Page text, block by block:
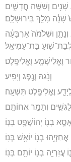
שָׁנִ֖ים וְשִׁשָּׁ֣ה חֳדָשִׁ֑ים
שָׁנָ֔ה מָלַ֖ךְ בִּירוּשָׁלִָֽם׃
וְנָתָ֤ן וּשְׁלֹמֹה֙ אַרְבָּעָ֔ה
בַּת־עַמִּיאֵֽל׃
וֶאֱלִישָׁמָ֖ע וֶאֱלִיפָֽלֶט׃
וְנֹ֥גַהּ וְנֶ֖פֶג וְיָפִֽיעַ׃
וֶאֱלִיפֶ֖לֶט תִּשְׁעָֽה׃
וְתָמָ֥ר אֲחוֹתָֽם׃
בְנ֖וֹ יְהוֹשָׁפָ֥ט בְּנֽוֹ׃
אֲחַזְיָ֥הוּ בְנ֖וֹ יוֹאָ֥שׁ בְּנֽוֹ׃
עֲזַרְיָ֥ה בְנ֖וֹ יוֹתָ֥ם בְּנֽוֹ׃